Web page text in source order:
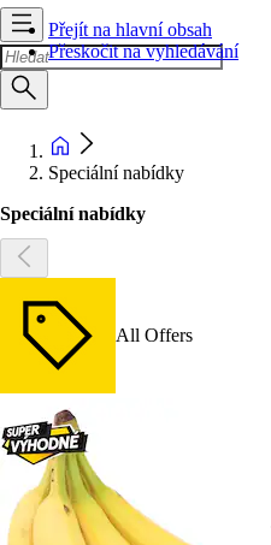
Přejít na hlavní obsah
Přeskočit na vyhledávání
Speciální nabídky
Speciální nabídky
All Offers